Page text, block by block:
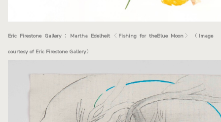
Eric Firestone Gallery：Martha Edelheit〈Fishing for theBlue Moon〉（Image
courtesy of Eric Firestone Gallery）